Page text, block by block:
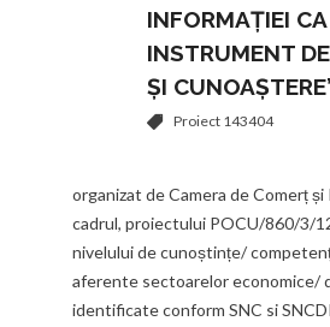
INFORMAȚIEI CA
INSTRUMENT
ȘI
Proiect 143404
organizat de Camera de Comerț
cadrul, proiectului POCU/860/3/
nivelului de cunoștințe/
aferente sectoarelor economice/
identificate conform SNC si